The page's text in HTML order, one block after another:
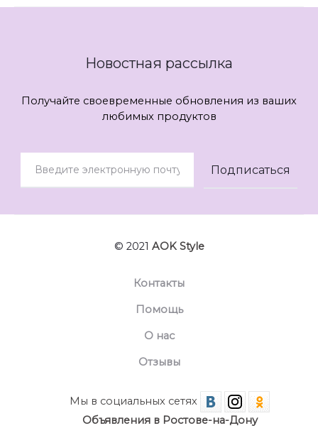
Новостная рассылка
Получайте своевременные обновления из ваших
любимых продуктов
© 2021 AOK Style
Контакты
Помощь
О нас
Отзывы
Мы в социальных сетях
Объявления в Ростове-на-Дону